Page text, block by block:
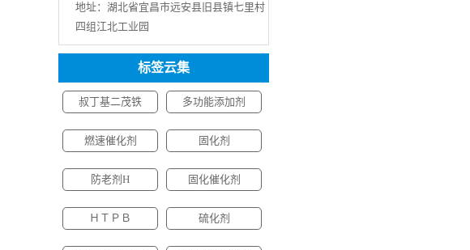
地址： 湖北省宜昌市远安县旧县镇七里村
四组江北工业园
标签云集
叔丁基二茂铁 多功能添加剂
燃速催化剂 固化剂
防老剂H 固化催化剂
ＨＴＰＢ 硫化剂